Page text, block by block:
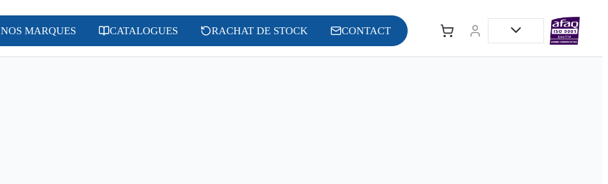
NOS MARQUES CATALOGUES RACHAT DE STOCK CONTACT